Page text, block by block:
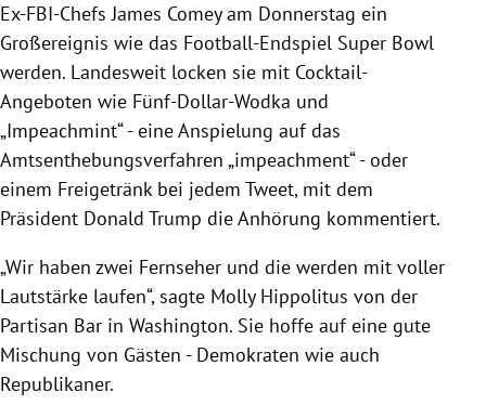
Ex-FBI-ChefsJames Comeyam Donnerstag ein
Großereignis wie das Football-Endspiel Super Bowl
werden. Landesweit locken sie mit Cocktail-
Angeboten wie Fünf-Dollar-Wodka und
„Impeachmint“ - eine Anspielung auf das
Amtsenthebungsverfahren „impeachment“ - oder
einem Freigetränk bei jedem Tweet, mit dem
Präsident Donald Trump die Anhörung kommentiert.
„Wir haben zwei Fernseher und die werden mit voller
Lautstärke laufen“, sagte Molly Hippolitus von der
Partisan Bar in Washington. Sie hoffe auf eine gute
Mischung von Gästen - Demokraten wie auch
Republikaner.